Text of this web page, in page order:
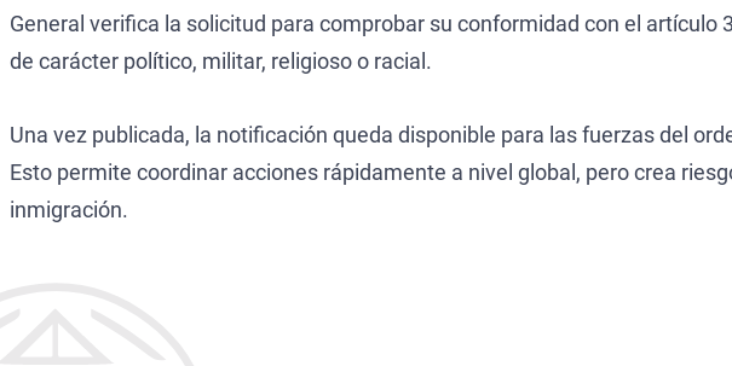
General verifica la solicitud para comprobar su conformidad con el
de carácter político, militar, religioso o racial.
Una vez publicada, la notificación queda disponible para las fuerzas del
Esto permite coordinar acciones rápidamente a nivel global, pero crea
inmigración.